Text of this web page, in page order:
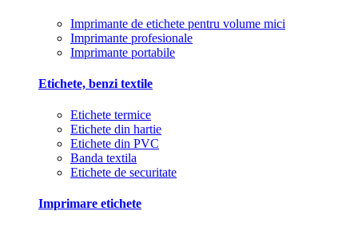
Imprimante de etichete pentru volume mici
Imprimante profesionale
Imprimante portabile
Etichete, benzi textile
Etichete termice
Etichete din hartie
Etichete din PVC
Banda textila
Etichete de securitate
Imprimare etichete